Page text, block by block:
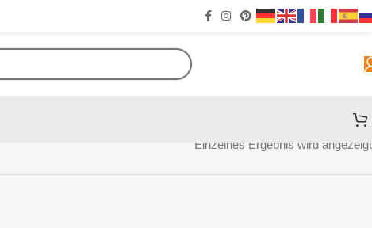
Einzelnes Ergebnis wird angezeigt